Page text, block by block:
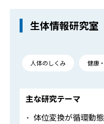
生体情報研究室
人体のしくみ 健康
主な研究テーマ
体位変換が循環動